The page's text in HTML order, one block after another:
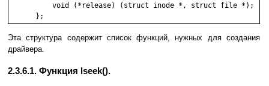
          void (*release) (struct inode *, struct file *);
      };
Эта структура содержит список функций, нужных для создания
драйвера.
2.3.6.1. Функция lseek().